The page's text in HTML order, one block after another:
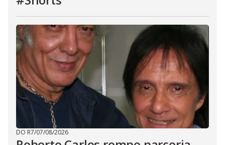
DO R7/07/08/2026